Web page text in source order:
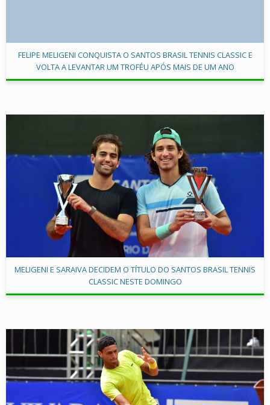
FELIPE MELIGENI CONQUISTA O SANTOS BRASIL TENNIS CLASSIC E
VOLTA A LEVANTAR UM TROFÉU APÓS MAIS DE UM ANO
MELIGENI E SARAIVA DECIDEM O TÍTULO DO SANTOS BRASIL TENNIS
CLASSIC NESTE DOMINGO